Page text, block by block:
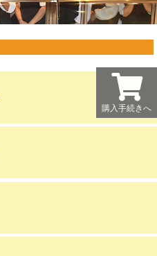
購入手続きへ